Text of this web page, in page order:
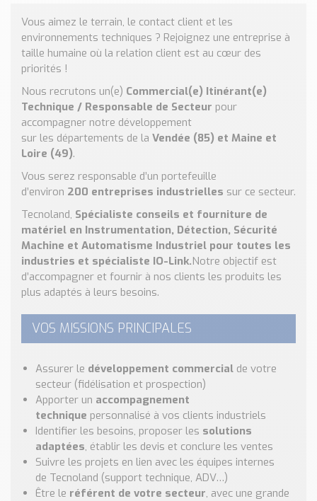
Conseils et Actualités
Catalogue des essentiels pour les brasseries et micro-
brasseries
Contact & Devis
Devis, Tarifs, Renseignements techniques
Vous aimez le terrain, le contact client et les
environnements techniques ? Rejoignez une entreprise à
taille humaine où la relation client est au cœur des
priorités !
Nous recrutons un(e) Commercial(e) Itinérant(e)
Technique / Responsable de Secteur pour
accompagner notre développement
sur les départements de la Vendée (85) et Maine et
Loire (49).
Vous serez responsable d’un portefeuille
d’environ 200 entreprises industrielles sur ce secteur.
Tecnoland, Spécialiste conseils et fourniture de
matériel en Instrumentation, Détection, Sécurité
Machine et Automatisme Industriel pour toutes les
industries et spécialiste IO-Link.Notre objectif est
d’accompagner et fournir à nos clients les produits les
plus adaptés à leurs besoins.
VOS MISSIONS PRINCIPALES
Assurer le développement commercial de votre
secteur (fidélisation et prospection)
Apporter un accompagnement
technique personnalisé à vos clients industriels
Identifier les besoins, proposer les solutions
adaptées, établir les devis et conclure les ventes
Suivre les projets en lien avec les équipes internes
de Tecnoland (support technique, ADV…)
Être le référent de votre secteur, avec une grande